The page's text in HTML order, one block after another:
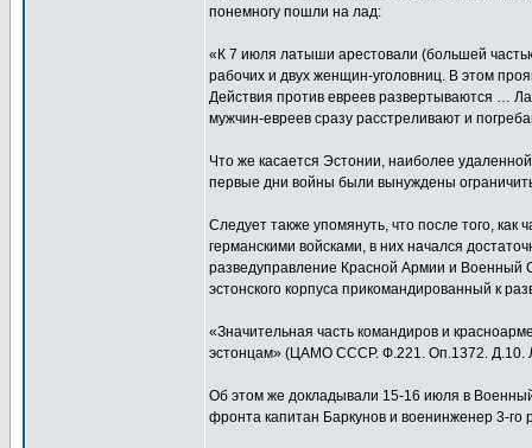
понемногу пошли на лад:
«К 7 июля латыши арестовали (большей
рабочих и двух женщин-уголовниц. В этом
Действия против евреев развертываются …
мужчин-евреев сразу расстреливают и
Что же касается Эстонии, наиболее
первые дни войны были вынуждены
Следует также упомянуть, что после того, как
германскими войсками, в них начался
разведуправление Красной Армии и Военный
эстонского корпуса прикомандированный к
«Значительная часть командиров и
эстонцам» (ЦАМО СССР. Ф.221. Оп.1372. Д.10.
Об этом же докладывали 15-16 июля в
фронта капитан Баркунов и военинженер 3-го